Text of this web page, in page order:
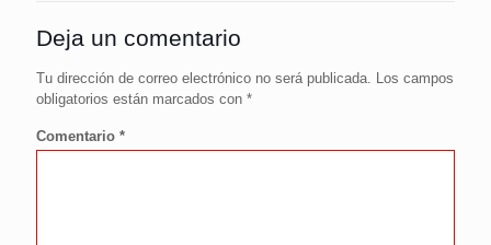
Deja un comentario
Tu dirección de correo electrónico no será publicada. Los campos
obligatorios están marcados con *
Comentario *